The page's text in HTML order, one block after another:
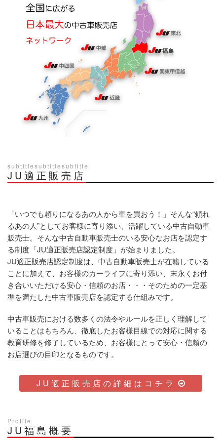
subtitlesubtitlesubtitle
JU適正販売店
「いつでも頼りになるあの人から車を買おう！」そんな“頼れ
るあの人”としてお客様に寄り添い、活躍している中古自動車
販売士。そんな中古自動車販売士のいる安心なお店を認定す
る制度「JU適正販売店認定制度」が始まりました。
JU適正販売店認定制度は、中古自動車販売士が在籍している
ことに加えて、お客様のカーライフに寄り添い、末永くお付
き合いいただける安心・信頼のお店・・・そのための一定基
準を満たした中古車販売店を認定する仕組みです。
中古車販売における数多くの法令やルールを正しく理解して
いることはもちろん、徹底したお客様目線での対応に関する
教育研修を修了しているため、お客様にとって安心・信頼の
お店選びの目印となるものです。
JU適正販売店の詳細はコチラ
Profile
JU福島概要